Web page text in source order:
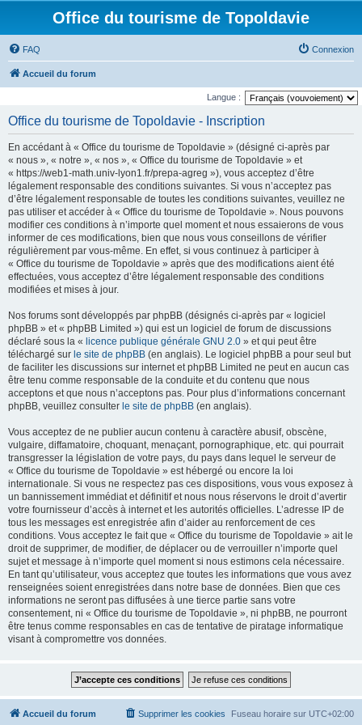
Office du tourisme de Topoldavie
FAQ Connexion
Accueil du forum
Langue :
Office du tourisme de Topoldavie - Inscription
En accédant à « Office du tourisme de Topoldavie » (désigné ci-après par
« nous », « notre », « nos », « Office du tourisme de Topoldavie » et
« https://web1-math.univ-lyon1.fr/prepa-agreg »), vous acceptez d’être
légalement responsable des conditions suivantes. Si vous n’acceptez pas
d’être légalement responsable de toutes les conditions suivantes, veuillez ne
pas utiliser et accéder à « Office du tourisme de Topoldavie ». Nous pouvons
modifier ces conditions à n’importe quel moment et nous essaierons de vous
informer de ces modifications, bien que nous vous conseillons de vérifier
régulièrement par vous-même. En effet, si vous continuez à participer à
« Office du tourisme de Topoldavie » après que des modifications aient été
effectuées, vous acceptez d’être légalement responsable des conditions
modifiées et mises à jour.
Nos forums sont développés par phpBB (désignés ci-après par « logiciel
phpBB » et « phpBB Limited ») qui est un logiciel de forum de discussions
déclaré sous la « licence publique générale GNU 2.0 » et qui peut être
téléchargé sur le site de phpBB (en anglais). Le logiciel phpBB a pour seul but
de faciliter les discussions sur internet et phpBB Limited ne peut en aucun cas
être tenu comme responsable de la conduite et du contenu que nous
acceptons et que nous n’acceptons pas. Pour plus d’informations concernant
phpBB, veuillez consulter le site de phpBB (en anglais).
Vous acceptez de ne publier aucun contenu à caractère abusif, obscène,
vulgaire, diffamatoire, choquant, menaçant, pornographique, etc. qui pourrait
transgresser la législation de votre pays, du pays dans lequel le serveur de
« Office du tourisme de Topoldavie » est hébergé ou encore la loi
internationale. Si vous ne respectez pas ces dispositions, vous vous exposez à
un bannissement immédiat et définitif et nous nous réservons le droit d’avertir
votre fournisseur d’accès à internet et les autorités officielles. L’adresse IP de
tous les messages est enregistrée afin d’aider au renforcement de ces
conditions. Vous acceptez le fait que « Office du tourisme de Topoldavie » ait le
droit de supprimer, de modifier, de déplacer ou de verrouiller n’importe quel
sujet et message à n’importe quel moment si nous estimons cela nécessaire.
En tant qu’utilisateur, vous acceptez que toutes les informations que vous avez
renseignées soient enregistrées dans notre base de données. Bien que ces
informations ne seront pas diffusées à une tierce partie sans votre
consentement, ni « Office du tourisme de Topoldavie », ni phpBB, ne pourront
être tenus comme responsables en cas de tentative de piratage informatique
visant à compromettre vos données.
Accueil du forum Fuseau horaire sur UTC+02:00
Supprimer les cookies